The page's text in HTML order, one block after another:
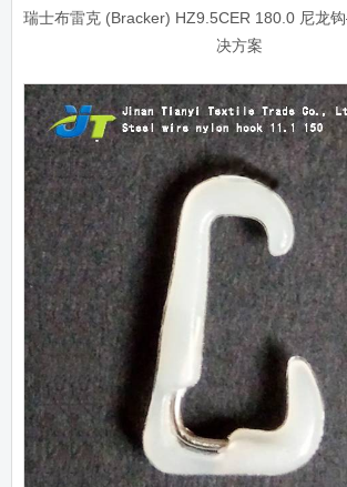
瑞士布雷克 (Bracker) HZ9.5CER 180.0 尼龙
决方案